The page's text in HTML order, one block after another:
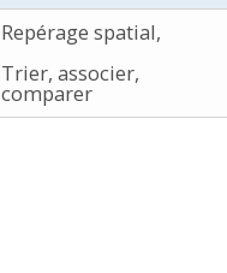
Repérage spatial,
Trier, associer,
comparer